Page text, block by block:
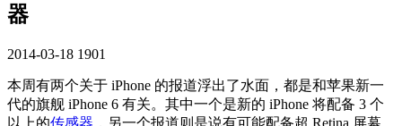
器
2014-03-18 1901
本周有两个关于 iPhone 的报道浮出了水面，都是和苹果新一
代的旗舰 iPhone 6 有关。其中一个是新的 iPhone 将配备 3 个